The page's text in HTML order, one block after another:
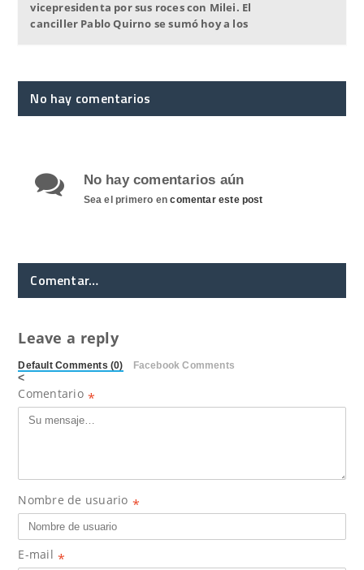
vicepresidenta por sus roces con Milei. El
canciller Pablo Quirno se sumó hoy a los
No hay comentarios
No hay comentarios aún
Sea el primero encomentar este post
Comentar…
Leave a reply
Default Comments (0) Facebook Comments
<
Comentario *
Nombre de usuario *
E-mail *